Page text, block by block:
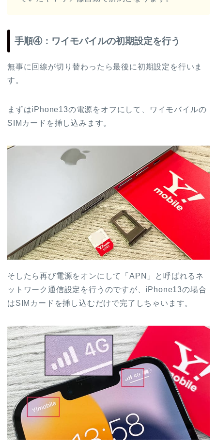
手順④：ワイモバイルの初期設定を行う
無事に回線が切り替わったら最後に初期設定を行いま
す。
まずはiPhone13の電源をオフにして、ワイモバイルの
SIMカードを挿し込みます。
そしたら再び電源をオンにして「APN」と呼ばれるネ
ットワーク通信設定を行うのですが、iPhone13の場合
はSIMカードを挿し込むだけで完了しちゃいます。